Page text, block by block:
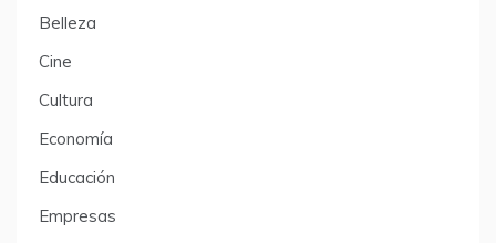
Belleza
Cine
Cultura
Economía
Educación
Empresas